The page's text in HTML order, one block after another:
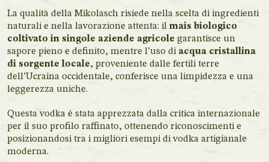
La qualità della Mikolasch risiede nella scelta di ingredienti
naturali e nella lavorazione attenta: il mais biologico
coltivato in singole aziende agricole garantisce un
sapore pieno e definito, mentre l’uso di acqua cristallina
di sorgente locale, proveniente dalle fertili terre
dell’Ucraina occidentale, conferisce una limpidezza e una
leggerezza uniche.
Questa vodka è stata apprezzata dalla critica internazionale
per il suo profilo raffinato, ottenendo riconoscimenti e
posizionandosi tra i migliori esempi di vodka artigianale
moderna.